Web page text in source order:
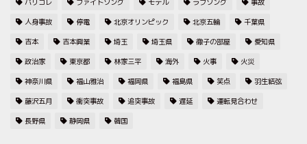
パリコレ ファイトソング モデル ラブソング 事故
人身事故 停電 北京オリンピック 北京五輪 千葉県
吉本 吉本興業 埼玉 埼玉県 徹子の部屋 愛知県
政治家 東京都 林家三平 海外 火事 火災
神奈川県 福山雅治 福岡県 福島県 笑点 羽生結弦
藤沢五月 衝突事故 追突事故 遅延 運転見合わせ
長野県 静岡県 韓国